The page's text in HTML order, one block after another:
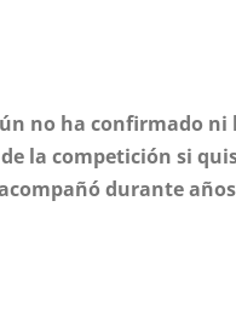
no ha confirmado
la competición si
durante